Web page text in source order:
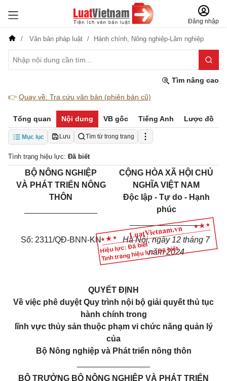
Đăng nhập
Văn bản pháp luật Hành chính, Nông nghiệp-Lâm nghiệp
Tìm nâng cao
👉 Quay về: Tra cứu văn bản (phiên bản cũ)
Tổng quan Nội dung VB gốc Tiếng Anh Lược đồ
Mục lục Lưu Tìm từ trong trang
Tình trạng hiệu lực: Đã biết
Hiệu lực: Đã biết
Tình trạng hiệu lực: Đã biết
BỘ NÔNG NGHIỆP
VÀ PHÁT TRIỂN NÔNG
THÔN
CỘNG HÒA XÃ HỘI CHỦ
NGHĨA VIỆT NAM
Độc lập - Tự do - Hạnh
phúc
________________
Số: 2311/QĐ-BNN-KN
Hà Nội, ngày 12 tháng 7
năm 2024
QUYẾT ĐỊNH
Về việc phê duyệt Quy trình nội bộ giải quyết thủ tục
hành chính trong
lĩnh vực thủy sản thuộc phạm vi chức năng quản lý
của
Bộ Nông nghiệp và Phát triển nông thôn
BỘ TRƯỞNG BỘ NÔNG NGHIỆP VÀ PHÁT TRIỂN